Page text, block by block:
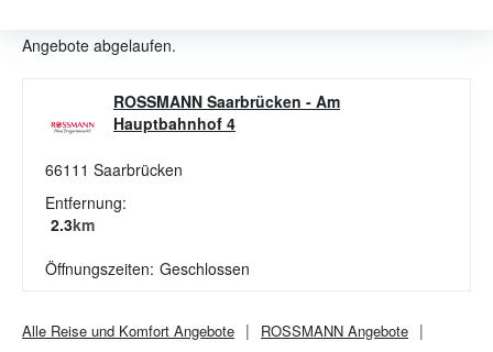
Angebote abgelaufen.
ROSSMANN Saarbrücken - Am
Hauptbahnhof 4
66111 Saarbrücken
Entfernung:
2.3km
Öffnungszeiten: Geschlossen
Alle Reise und Komfort Angebote ROSSMANN Angebote